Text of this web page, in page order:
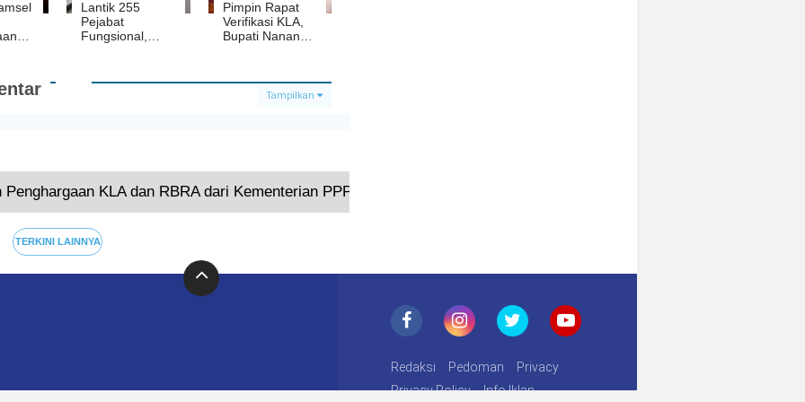
Lantik 255
Pejabat
Fungsional,
Ditugaskan di
Pimpin Rapat
Verifikasi KLA,
Bupati Nanang
Komitmen
Seluruh Jajaran
Tampilkan
KLA dan RBRA dari Kementerian PPPA RI
Terkini
TERKINI LAINNYA
Redaksi Pedoman
Privacy
Privacy Policy
Info Iklan